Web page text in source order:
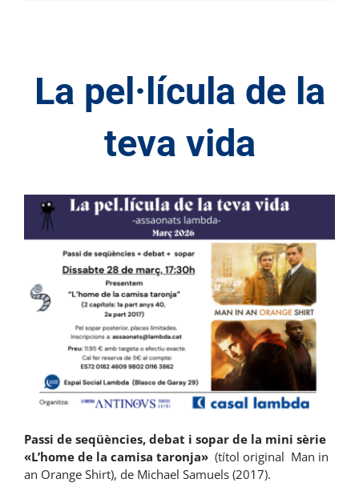
La pel·lícula de la
teva vida
Passi de seqüències, debat i sopar de la mini sèrie
«L’home de la camisa taronja» (títol original Man in
an Orange Shirt), de Michael Samuels (2017).